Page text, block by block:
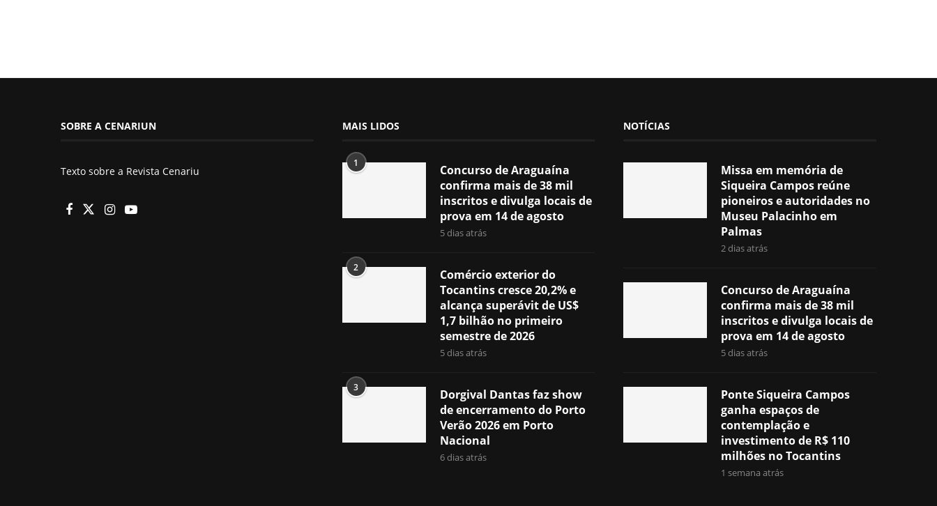
SOBRE A CENARIUN
Texto sobre a Revista Cenariu
MAIS LIDOS
1
Concurso de Araguaína
confirma mais de 38 mil
inscritos e divulga locais de
prova em 14 de agosto
5 dias atrás
2
Comércio exterior do
Tocantins cresce 20,2% e
alcança superávit de US$
1,7 bilhão no primeiro
semestre de 2026
5 dias atrás
3
Dorgival Dantas faz show
de encerramento do Porto
Verão 2026 em Porto
Nacional
6 dias atrás
NOTÍCIAS
Missa em memória de
Siqueira Campos reúne
pioneiros e autoridades no
Museu Palacinho em
Palmas
2 dias atrás
Concurso de Araguaína
confirma mais de 38 mil
inscritos e divulga locais de
prova em 14 de agosto
5 dias atrás
Ponte Siqueira Campos
ganha espaços de
contemplação e
investimento de R$ 110
milhões no Tocantins
1 semana atrás